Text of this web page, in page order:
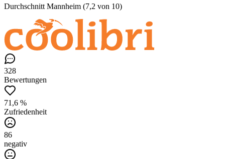
Durchschnitt Mannheim (7,2 von 10)
328
Bewertungen
71,6 %
Zufriedenheit
86
negativ